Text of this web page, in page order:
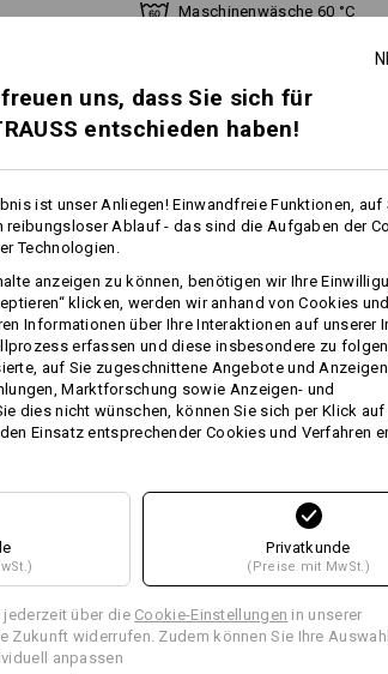
Maschinenwäsche 60 °C
Trocknen im Trockner
Dieses Kleidungsstück ist bis zur
(industrielle Reinigung). Für
Waschtemperatur von 60 °C.
Personalisierung:
Selbst gestalten
WORKWEAR
Robust, funktional & bis ins
ist die Antwort auf die
Industriebetrieben. Shirts,
nach ISO 15797
uns, dass Sie sich für
entschieden haben!
ist unser Anliegen! Einwandfreie Funktionen, auf
reibungsloser Ablauf - das sind die Aufgaben der
Technologien.
anzeigen zu können, benötigen wir Ihre
klicken, werden wir anhand von Cookies
Informationen über Ihre Interaktionen auf unserer
erfassen und diese insbesondere zu
auf Sie zugeschnittene Angebote und Anzeigen,
Marktforschung sowie Anzeigen- und
dies nicht wünschen, können Sie sich per Klick
Einsatz entsprechender Cookies und Verfahren
Privatkunde
(Preise mit MwSt.)
jederzeit über die Cookie-Einstellungen in unserer
Zukunft widerrufen. Zudem können Sie Ihre
anpassen